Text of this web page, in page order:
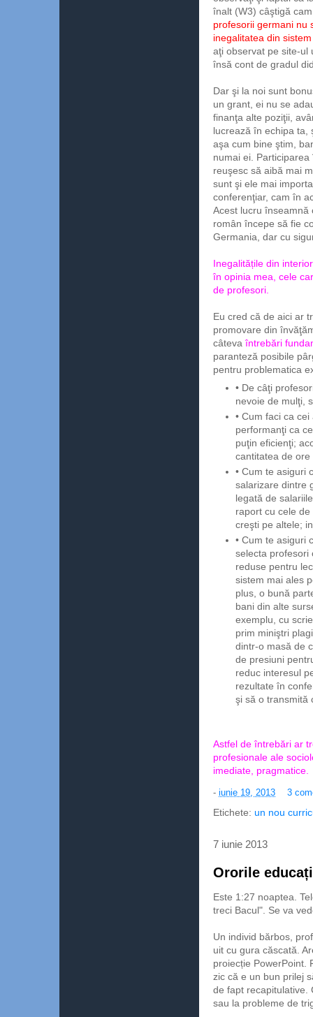
înalt (W3) câştigă
profesorii germani nu
inegalitatea din
aţi observat pe site-ul
însă cont de gradul
Dar şi la noi sunt
un grant, ei nu se
finanţa alte poziţii,
lucrează în echipa ta,
aşa cum bine ştim,
numai ei.
reuşesc să aibă mai
sunt şi ele mai
conferenţiar, cam în
Acest lucru înseamnă
român începe să fie
Germania, dar cu
Inegalitățile din
în opinia mea, cele
de profesori.
Eu cred că de aici ar
promovare din
câtevaîntrebări
paranteză posibile
pentru problematica
• De câţi
nevoie de mulţi,
• Cum faci ca
performanţi ca
puţin eficienţi;
cantitatea de
• Cum te asiguri
salarizare dintre
legată de
raport cu cele
creşti pe altele;
• Cum te asiguri
selecta profesori
reduse pentru
sistem mai ales
plus, o bună
bani din alte
exemplu, cu
prim miniştri
dintr-o masă de
de presiuni
reduc interesul
rezultate în
şi să o transmită
Astfel de întrebări ar
profesionale ale
imediate, pragmatice.
- iunie 19, 2013 3
Etichete: un nou
7 iunie 2013
Ororile
Este 1:27 noaptea.
treci Bacul". Se va
Un individ bărbos,
uit cu gura căscată.
proiecție PowerPoint.
zic că e un bun prilej
de fapt recapitulative.
sau la probleme de